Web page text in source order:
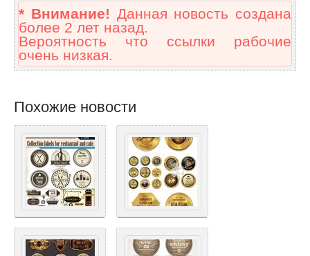
* Внимание! Данная новость создана
более 2 лет назад.
Вероятность что ссылки рабочие
очень низкая.
Похожие новости